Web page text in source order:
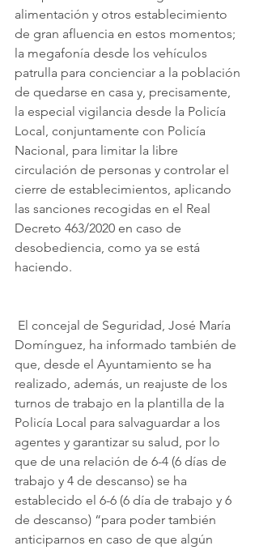
alimentación y otros establecimiento
de gran afluencia en estos momentos;
la megafonía desde los vehículos
patrulla para concienciar a la población
de quedarse en casa y, precisamente,
la especial vigilancia desde la Policía
Local, conjuntamente con Policía
Nacional, para limitar la libre
circulación de personas y controlar el
cierre de establecimientos, aplicando
las sanciones recogidas en el Real
Decreto 463/2020 en caso de
desobediencia, como ya se está
haciendo.
Domínguez, ha informado también de
que, desde el Ayuntamiento se ha
realizado, además, un reajuste de los
turnos de trabajo en la plantilla de la
Policía Local para salvaguardar a los
agentes y garantizar su salud, por lo
que de una relación de 6-4 (6 días de
trabajo y 4 de descanso) se ha
establecido el 6-6 (6 día de trabajo y 6
de descanso) “para poder también
anticiparnos en caso de que algún